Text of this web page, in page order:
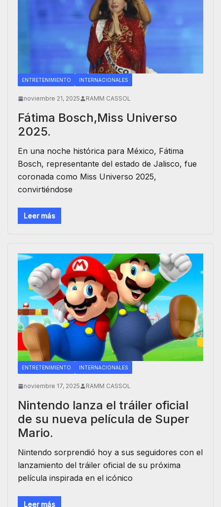
ENTRETENIMIENTO INTERNACIONALES
noviembre 21, 2025 RAMM CASSOL
Fátima Bosch,Miss Universo
2025.
En una noche histórica para México, Fátima
Bosch, representante del estado de Jalisco, fue
coronada como Miss Universo 2025,
convirtiéndose
Leer más
ENTRETENIMIENTO INTERNACIONALES
noviembre 17, 2025 RAMM CASSOL
Nintendo lanza el tráiler oficial
de su nueva película de Super
Mario.
Nintendo sorprendió hoy a sus seguidores con el
lanzamiento del tráiler oficial de su próxima
película inspirada en el icónico
Leer más